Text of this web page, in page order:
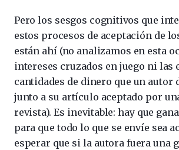
Pero los sesgos cognitivos que
estos procesos de aceptación de
están ahí (no analizamos en esta
intereses cruzados en juego ni las
cantidades de dinero que un autor
junto a su artículo aceptado por
revista). Es inevitable: hay que
para que todo lo que se envíe sea
esperar que si la autora fuera una